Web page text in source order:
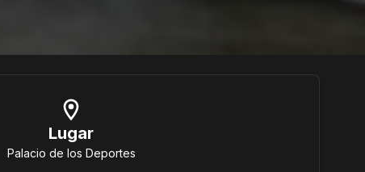
Lugar
Palacio de los Deportes